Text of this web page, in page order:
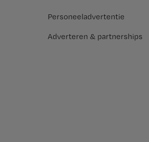
Personeeladvertentie
Adverteren & partnerships